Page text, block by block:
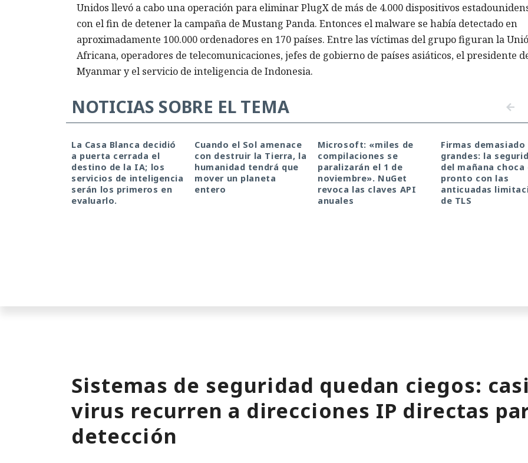
Unidos llevó a cabo una operación para eliminar PlugX de más de 4.000 dispositivos
con el fin de detener la campaña de Mustang Panda. Entonces el malware se había detectado en
aproximadamente 100.000 ordenadores en 170 países. Entre las víctimas del grupo figuran la
Africana, operadores de telecomunicaciones, jefes de gobierno de países asiáticos, el presidente
Myanmar y el servicio de inteligencia de Indonesia.
NOTICIAS SOBRE EL TEMA
La Casa Blanca decidió
a puerta cerrada el
destino de la IA; los
servicios de inteligencia
serán los primeros en
evaluarlo.
Cuando el Sol amenace
con destruir la Tierra, la
humanidad tendrá que
mover un planeta
entero
Microsoft: «miles de
compilaciones se
paralizarán el 1 de
noviembre». NuGet
revoca las claves API
anuales
Firmas demasiado
grandes: la
del mañana choca
pronto con las
anticuadas
de TLS
Sistemas de seguridad quedan ciegos:
virus recurren a direcciones IP directas
detección